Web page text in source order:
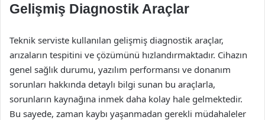
Gelişmiş Diagnostik Araçlar
Teknik serviste kullanılan gelişmiş diagnostik araçlar,
arızaların tespitini ve çözümünü hızlandırmaktadır. Cihazın
genel sağlık durumu, yazılım performansı ve donanım
sorunları hakkında detaylı bilgi sunan bu araçlarla,
sorunların kaynağına inmek daha kolay hale gelmektedir.
Bu sayede, zaman kaybı yaşanmadan gerekli müdahaleler